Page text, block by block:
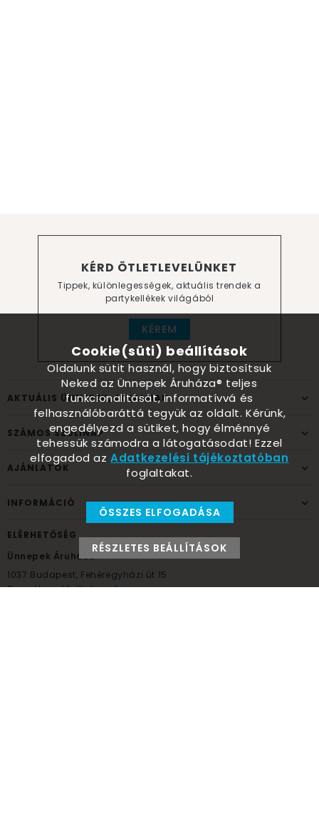
KÉRD ÖTLETLEVELÜNKET
Tippek, különlegességek, aktuális trendek a
partykellékek világából
KÉREM
AKTUÁLIS ÜNNEPEK, ALKALMAK
SZÁMOS SZÜLINAP
AJÁNLATOK
INFORMÁCIÓ
ELÉRHETŐSÉG
Ünnepek Áruháza
1037 Budapest, Fehéregyházi út 15.
Személyes átvételi pont
Cookie(süti) beállítások
Oldalunk sütit használ, hogy biztosítsuk
Neked az Ünnepek Áruháza® teljes
funkcionalitását, informatívvá és
felhasználóbaráttá tegyük az oldalt. Kérünk,
engedélyezd a sütiket, hogy élménnyé
tehessük számodra a látogatásodat! Ezzel
elfogadod azAdatkezelési tájékoztatóban
foglaltakat.
ÖSSZES ELFOGADÁSA
RÉSZLETES BEÁLLÍTÁSOK